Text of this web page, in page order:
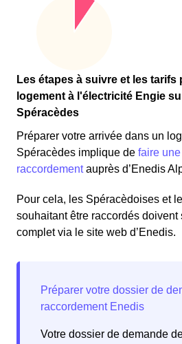
Les étapes à suivre et les
logement à l'électricité Engie
Spéracèdes
Préparer votre arrivée dans un
Spéracèdes implique de faire
raccordementauprès d’Enedis
Pour cela, les Spéracèdoises et
souhaitant être raccordés doivent
complet via le site web d’Enedis.
Votre dossier de demande